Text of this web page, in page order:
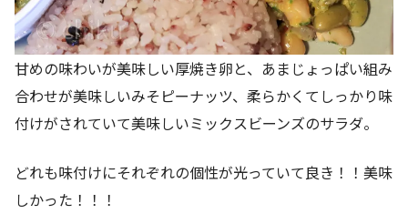
甘めの味わいが美味しい厚焼き卵と、あまじょっぱい組み
合わせが美味しいみそピーナッツ、柔らかくてしっかり味
付けがされていて美味しいミックスビーンズのサラダ。
どれも味付けにそれぞれの個性が光っていて良き！！美味
しかった！！！